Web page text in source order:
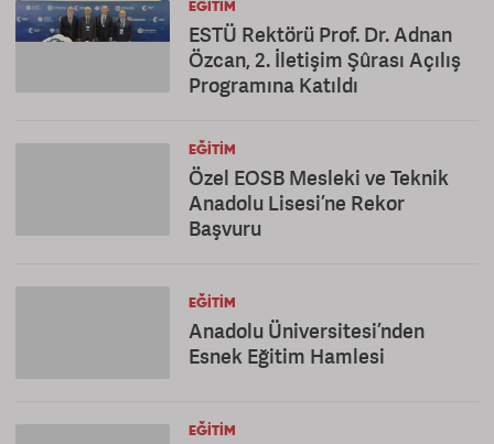
EĞITIM
ESTÜ Rektörü Prof. Dr. Adnan
Özcan, 2. İletişim Şûrası Açılış
Programına Katıldı
EĞITIM
Özel EOSB Mesleki ve Teknik
Anadolu Lisesi’ne Rekor
Başvuru
EĞITIM
Anadolu Üniversitesi’nden
Esnek Eğitim Hamlesi
EĞITIM